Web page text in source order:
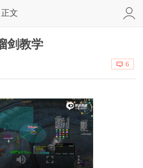
正文
剑教学
6